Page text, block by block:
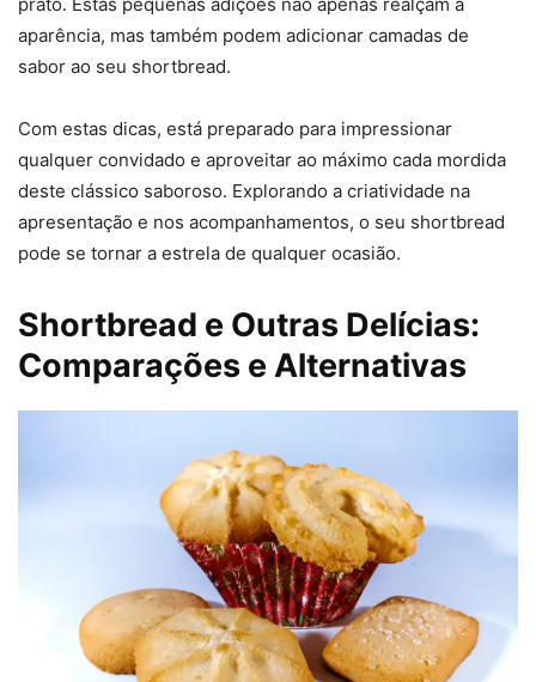
aparência, mas também podem adicionar camadas de
sabor ao seu shortbread.
Com estas dicas, está preparado para impressionar
qualquer convidado e aproveitar ao máximo cada mordida
deste clássico saboroso. Explorando a criatividade na
apresentação e nos acompanhamentos, o seu shortbread
pode se tornar a estrela de qualquer ocasião.
Shortbread e Outras Delícias:
Comparações e Alternativas